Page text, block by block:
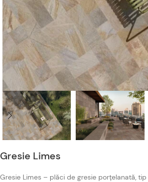
Gresie Limes
Gresie Limes – plăci de gresie porțelanată,